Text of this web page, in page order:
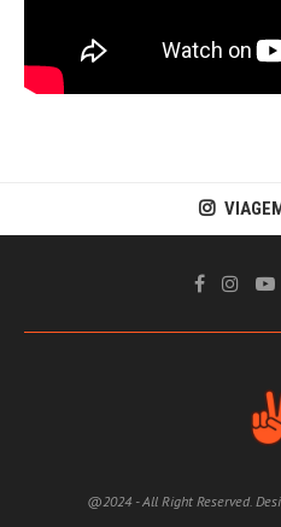
@2024 - All Right Reserved.